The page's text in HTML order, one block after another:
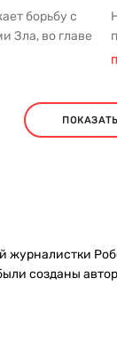
борьбу с
Зла, во главе
х...
созданы